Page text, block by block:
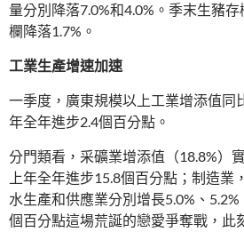
量分別降落7.0%和4.0%。季末生豬
欄降落1.7%。
工業生產增速加速
一季度，廣東規模以上工業增添值同
年全年進步2.4個百分點。
分門類看，采礦業增添值（18.8%）
上年全年進步15.8個百分點；制造業
水生產和供應業分別增長5.0%、
個百分點這場荒誕的戀愛爭奪戰，此